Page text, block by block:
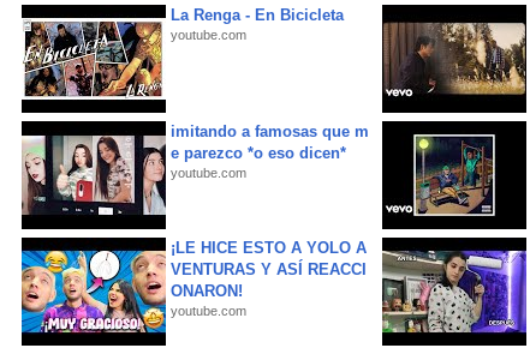
La Renga - En Bicicleta
youtube.com
imitando a famosas que m
e parezco *o eso dicen*
youtube.com
¡LE HICE ESTO A YOLO A
VENTURAS Y ASÍ REACCI
ONARON!
youtube.com